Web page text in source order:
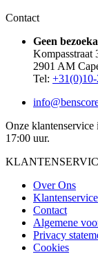
Contact
Geen
Kompasstraat
2901 AM
Tel: +31(0)10-
Onze
17:00 uur.
Over Ons
Klantenservice
Contact
Algemene
Privacy
Cookies